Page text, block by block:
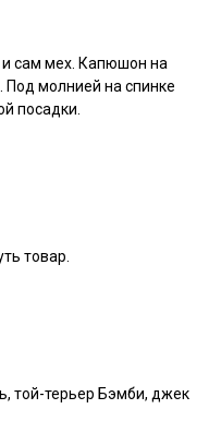
и сам мех. Капюшон на
молнией на спинке
посадки.
товар.
той-терьер Бэмби, джек